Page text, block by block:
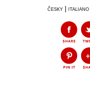
česky italiano